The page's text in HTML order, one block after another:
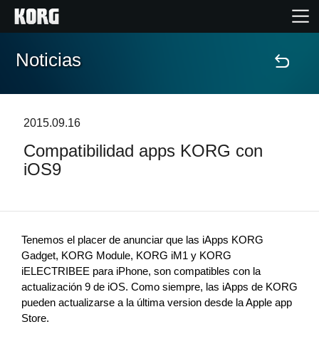
Inicio
Características
Localizador de Tiendas
Noticias
2015.09.16
Compatibilidad apps KORG con
iOS9
Tenemos el placer de anunciar que las iApps KORG
Gadget, KORG Module, KORG iM1 y KORG
iELECTRIBEE para iPhone, son compatibles con la
actualización 9 de iOS. Como siempre, las iApps de KORG
pueden actualizarse a la última version desde la Apple app
Store.